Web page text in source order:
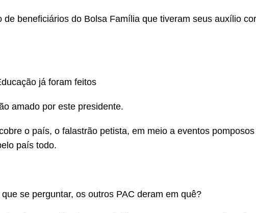
beneficiários do Bolsa Família que tiveram seus auxílio
já foram feitos
amado por este presidente.
o país, o falastrão petista, em meio a eventos
país todo.
se perguntar, os outros PAC deram em quê?